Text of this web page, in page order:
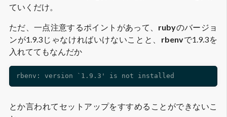
ていくだけ。
ただ、一点注意するポイントがあって、 rubyのバージョ
ンが1.9.3じゃなければいけないことと、 rbenvで1.9.3を
入れててもなんだか
とか言われてセットアップをすすめることができないこ